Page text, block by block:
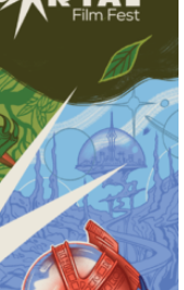
trafia do
nieco
na świat i zgłębiać
na Berlinale film w
operuje
kamery. Jest to
i dorosłymi, a